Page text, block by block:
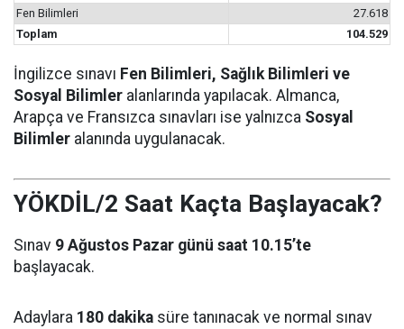
Fen Bilimleri
27.618
Toplam
104.529
İngilizce sınavı Fen Bilimleri, Sağlık Bilimleri ve
Sosyal Bilimler alanlarında yapılacak. Almanca,
Arapça ve Fransızca sınavları ise yalnızca Sosyal
Bilimler alanında uygulanacak.
YÖKDİL/2 Saat Kaçta Başlayacak?
Sınav 9 Ağustos Pazar günü saat 10.15’te
başlayacak.
Adaylara 180 dakika süre tanınacak ve normal sınav